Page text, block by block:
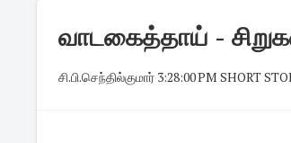
வாடகைத்தாய் -
சி.பி.செந்தில்குமார் 3:28:00 PM ·SHORT